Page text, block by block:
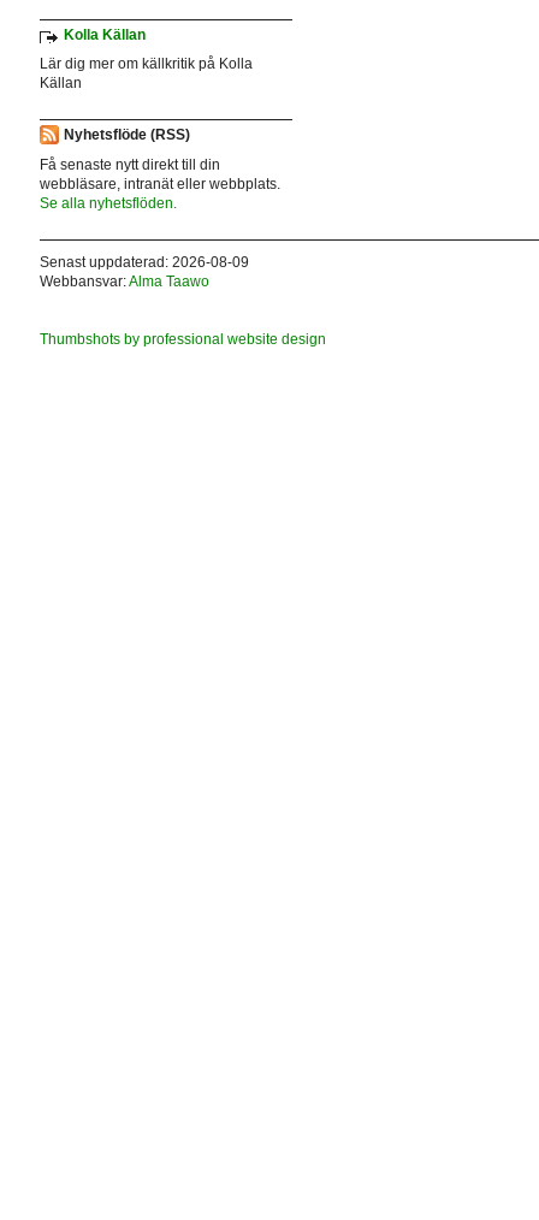
Kolla Källan
Lär dig mer om källkritik på Kolla
Källan
Nyhetsflöde (RSS)
Få senaste nytt direkt till din
webbläsare, intranät eller webbplats.
Se alla nyhetsflöden.
Senast uppdaterad: 2026-08-09
Webbansvar:Alma Taawo
Thumbshots by professional website design